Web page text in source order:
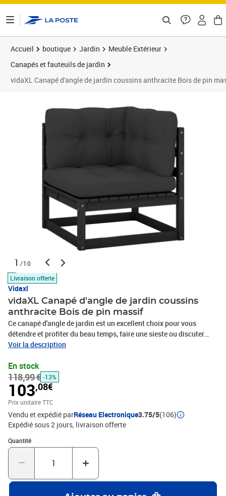
Accueil boutique Jardin
Meuble Extérieur
Canapés et fauteuils de jardin
vidaXL Canapé d'angle de jardin coussins anthracite Bois de pin
1 /10
Livraison offerte
Vidaxl
vidaXL Canapé d'angle de jardin coussins
anthracite Bois de pin massif
Ce canapé d'angle de jardin est un excellent choix pour vous
détendre et profiter du beau temps, faire une sieste ou discuter
avec votre famille ou vos amis. Le canapé d'angle est fait de bois
ajoutent un confort supplémentaire. De plus, ce canapé d'angle en
bois présente également un design modulaire, ce qui le rend
complètement flexible et facile à déplacer pour s'adapter à
n'importe quel aménagement. Vous pouvez le combiner avec
d'autres segments modulaires disponibles dans le menu déroulant
pour créer vos propres configurations de salon de jardin !
Remarque : afin de prolonger la durée de vie des meubles
d'extérieur, nous vous recommandons de les protéger avec une
housse imperméable.Couleur : NoirCouleur du coussin :
anthraciteMatériau : bois de pin massif, tissu (100 %
coussin de siège : 70 x 70 x 8 cm (L x l x é)Dimensions du coussin
de dossier/latéral : 70 x 40 x 8 cm (L x l x é)L'assemblage est
Voir la description
En stock
118,99 € -13%
103,08€
Prix unitaire TTC
Vendu et expédié parRéseau Electronique3.75/5(106)
Expédié sous 2 jours livraison offerte
Quantité
Quantité : 1